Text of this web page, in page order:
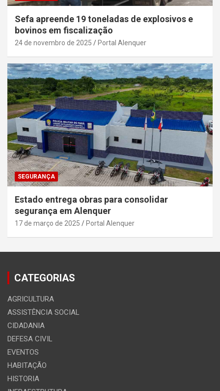
Sefa apreende 19 toneladas de explosivos e
bovinos em fiscalização
24 de novembro de 2025 Portal Alenquer
SEGURANÇA
Estado entrega obras para consolidar
segurança em Alenquer
17 de março de 2025 Portal Alenquer
CATEGORIAS
AGRICULTURA
ASSISTÊNCIA SOCIAL
CIDADANIA
DEFESA CIVIL
EVENTOS
HABITAÇÃO
HISTORIA